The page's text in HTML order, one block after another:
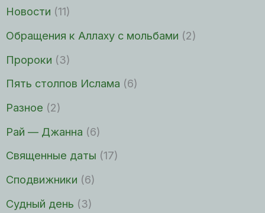
Новости (11)
Обращения к Аллаху с мольбами (2)
Пророки (3)
Пять столпов Ислама (6)
Разное (2)
Рай — Джанна (6)
Священные даты (17)
Сподвижники (6)
Судный день (3)